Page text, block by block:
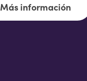
Más información